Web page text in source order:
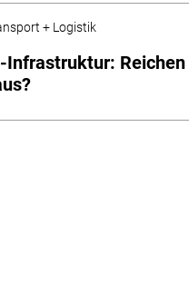
+ Logistik
Infrastruktur: